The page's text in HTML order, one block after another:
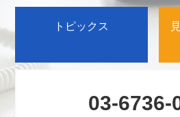
トピックス
03-6736-